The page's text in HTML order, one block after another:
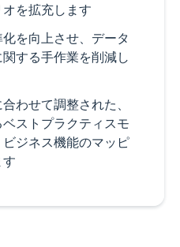
を拡充します
を向上させ、データ
する手作業を削減し
わせて調整された、
ストプラクティスモ
ジネス機能のマッピ
す